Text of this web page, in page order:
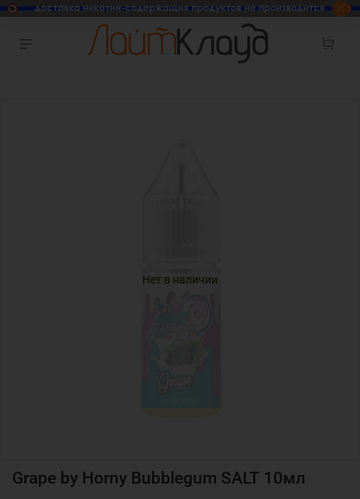
Нет в наличии
Grape by Horny Bubblegum SALT 10мл